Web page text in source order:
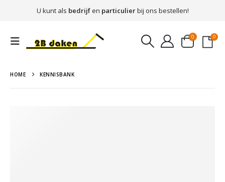
U kunt als bedrijfen particulierbij ons bestellen!
0 0
HOME KENNISBANK